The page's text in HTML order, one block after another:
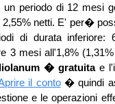
periodo di 12 mesi
2,55% netti. E' per�
di durata inferiore:
3 mesi all'1,8%
� gratuitae
il conto� quindi
e le operazioni